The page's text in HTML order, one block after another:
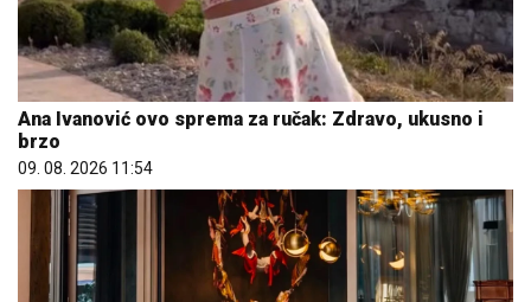
Ana Ivanović ovo sprema za ručak: Zdravo, ukusno i
brzo
09. 08. 2026 11:54